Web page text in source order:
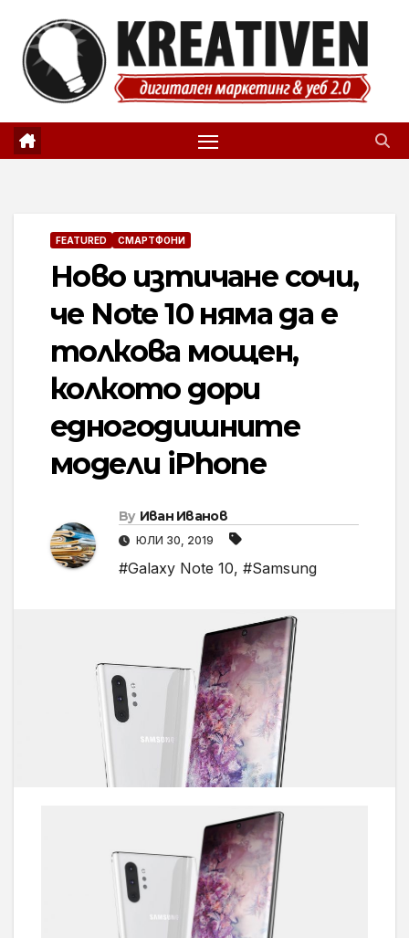
content
FEATURED СМАРТФОНИ
Ново изтичане сочи,
че Note 10 няма да е
толкова мощен,
колкото дори
едногодишните
модели iPhone
By Иван Иванов
ЮЛИ 30, 2019
#Galaxy Note 10, #Samsung